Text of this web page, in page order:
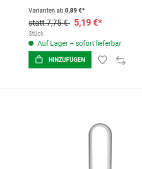
Varianten ab 0,89 €*
statt 7,75 € 5,19 €*
Stück
Auf Lager – sofort lieferbar
HINZUFÜGEN